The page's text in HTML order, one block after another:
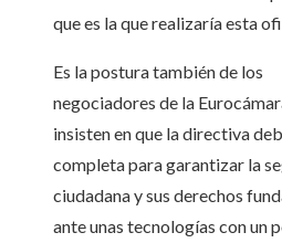
que es la que realizaría esta
Es la postura también de los
negociadores de la
insisten en que la directiva
completa para garantizar la
ciudadana y sus derechos
ante unas tecnologías con un